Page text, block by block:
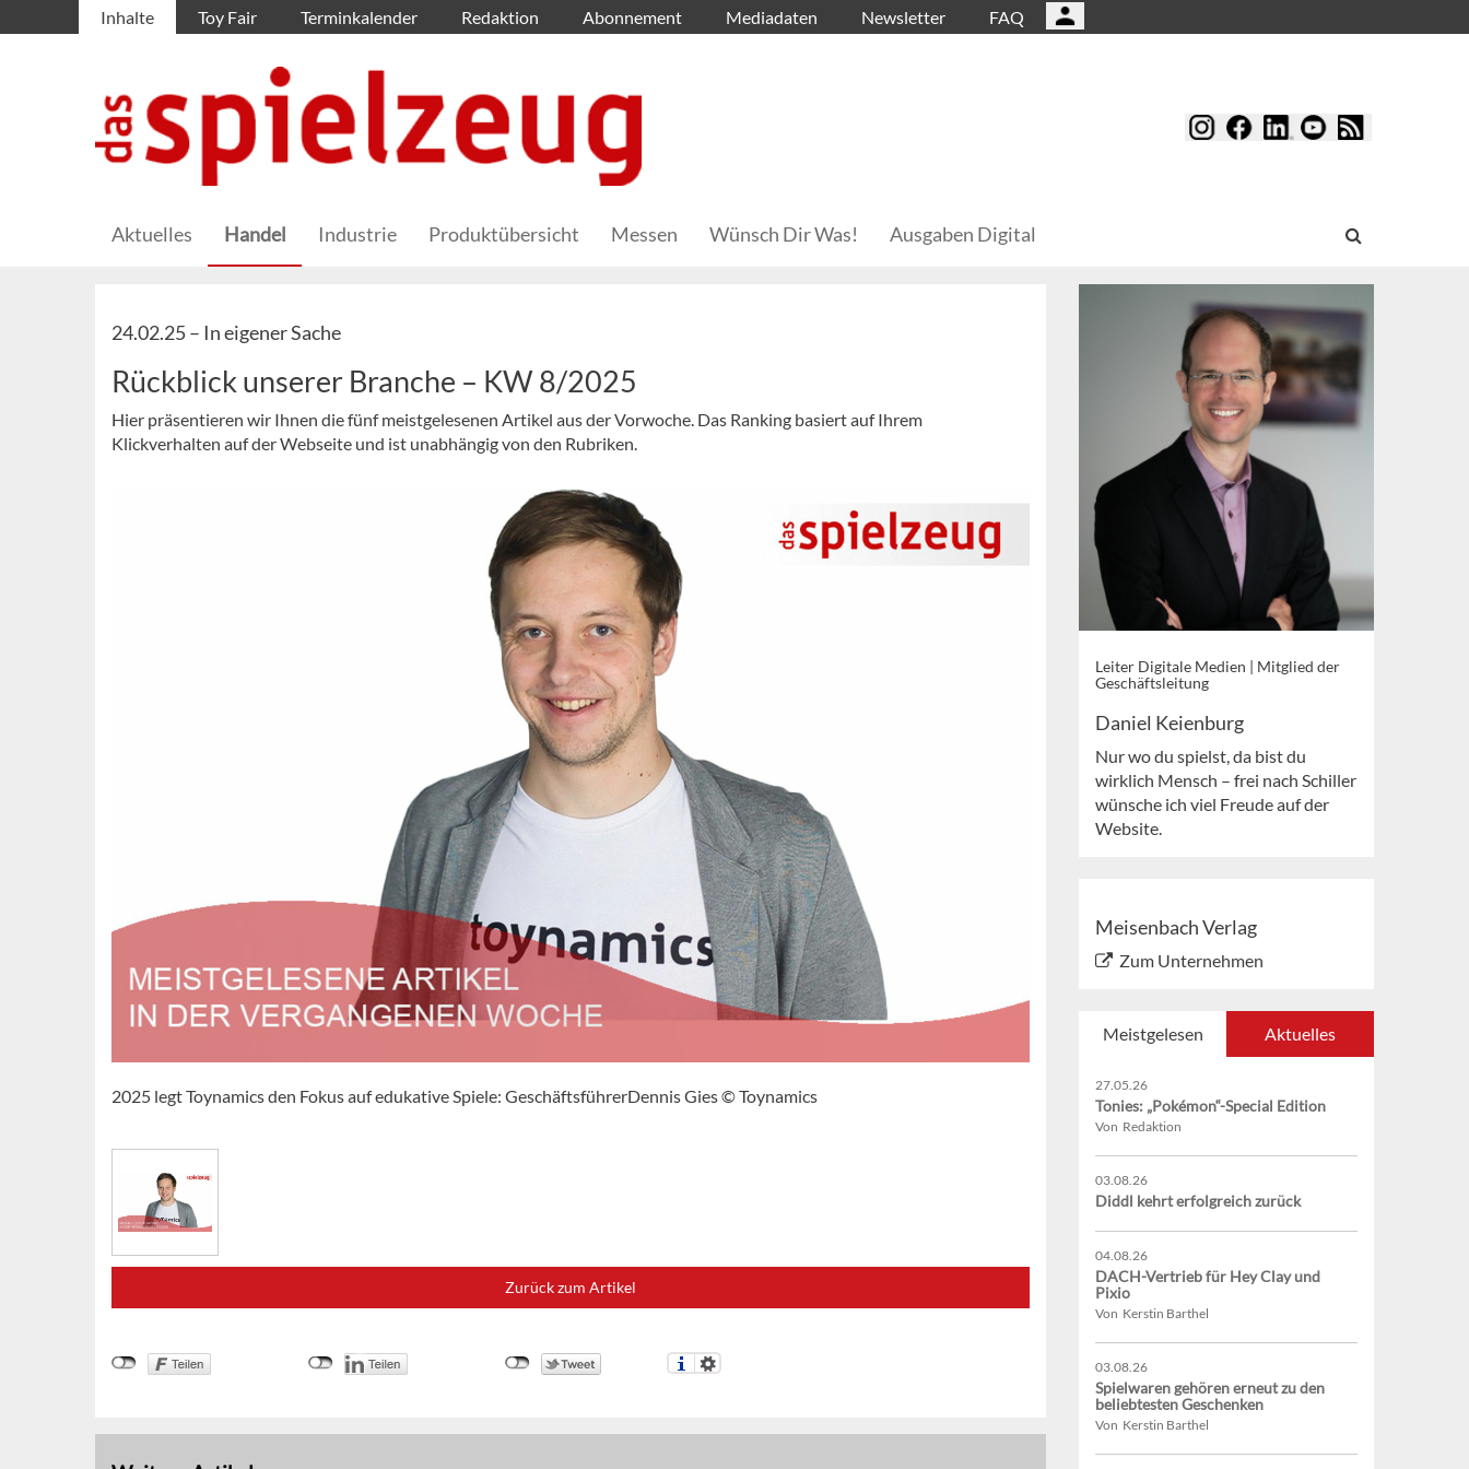
Inhalte Toy Fair Terminkalender Redaktion Abonnement Mediadaten Newsletter FAQ
Aktuelles Handel Industrie Produktübersicht Messen Wünsch Dir Was! Ausgaben Digital
24.02.25 – In eigener Sache
Rückblick unserer Branche – KW 8/2025
Hier präsentieren wir Ihnen die fünf meistgelesenen Artikel aus der Vorwoche. Das Ranking basiert auf Ihrem
Klickverhalten auf der Webseite und ist unabhängig von den Rubriken.
2025 legt Toynamics den Fokus auf edukative Spiele: GeschäftsführerDennis Gies © Toynamics
Zurück zum Artikel
Leiter Digitale Medien | Mitglied der
Geschäftsleitung
Daniel Keienburg
Nur wo du spielst, da bist du
wirklich Mensch – frei nach Schiller
wünsche ich viel Freude auf der
Website.
Meisenbach Verlag
Zum Unternehmen
Meistgelesen Aktuelles
27.05.26
Tonies: „Pokémon“-Special Edition
Von Redaktion
03.08.26
Diddl kehrt erfolgreich zurück
04.08.26
DACH-Vertrieb für Hey Clay und
Pixio
Von Kerstin Barthel
03.08.26
Spielwaren gehören erneut zu den
beliebtesten Geschenken
Von Kerstin Barthel